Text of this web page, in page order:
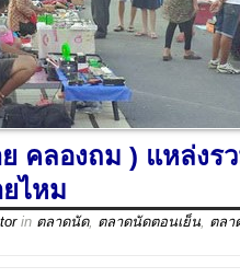
คลองถม ) แหล่งร
ไหม
in ตลาดนัด, ตลาดนัดตอนเย็น ตลา